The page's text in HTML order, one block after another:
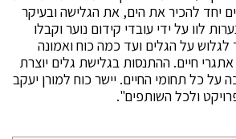
יחד להכיר את הים, את הגלישה ובעיקר
לוו על ידי עובדי קידום נוער וקבלו
על הגלים ועד כמה כוח ואמונה
חיים. ההתנסות בגלישת גלים יוצרת
על כל תחומי החיים. יישר כוח למורן יעקב
ולכל השותפים".